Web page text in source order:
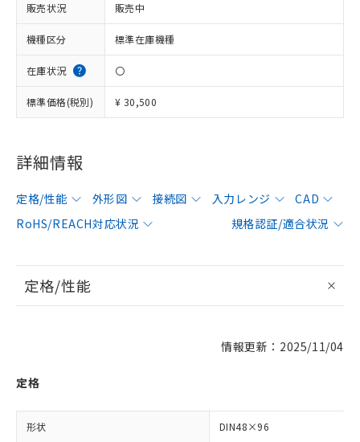
販売状況 販売中
機種区分 標準在庫機種
在庫状況 〇
標準価格(税別) ¥ 30,500
詳細情報
定格/性能 外形図 接続図 入力レンジ
CAD
RoHS/REACH対応状況
規格認証/適合状況
定格/性能
情報更新：2025/11/04
定格
形状 DIN48×96